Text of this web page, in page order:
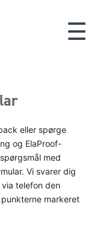
☰
eller spørge
og ElaProof-
med
Vi svarer dig
telefon den
markeret